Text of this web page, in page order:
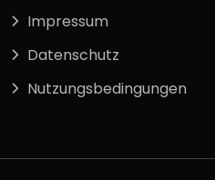
Impressum
Datenschutz
Nutzungsbedingungen